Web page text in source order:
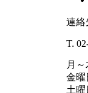
連絡
T.
月～
金曜
土曜